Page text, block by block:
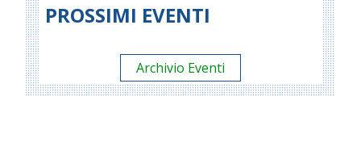
PROSSIMI EVENTI
Archivio Eventi